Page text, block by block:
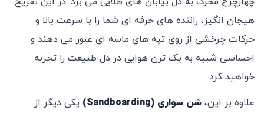
هیجان‌ انگیز، راننده‌ های حرفه ‌ای شما را با سرعت بالا و
حرکات چرخشی از روی تپه‌ های ماسه‌ ای عبور می ‌دهند و
احساسی شبیه به یک ترن هوایی در دل طبیعت را تجربه
خواهید کرد.
علاوه بر این، شن ‌سواری (Sandboarding)
یکی دیگر از